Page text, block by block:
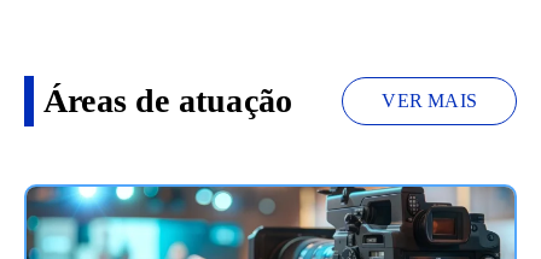
Áreas de atuação VER MAIS